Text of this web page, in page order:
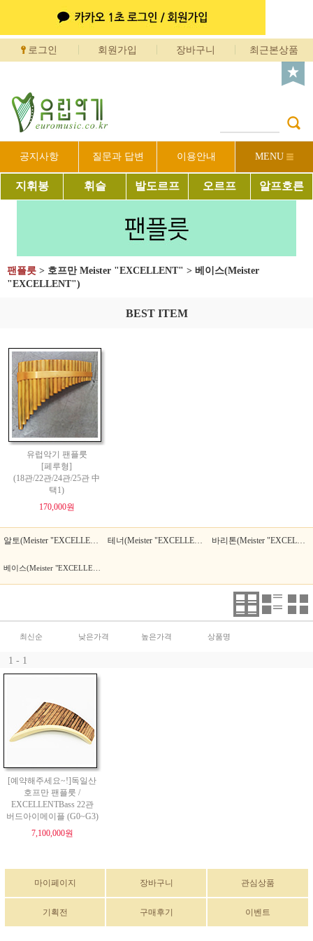
로그인 회원가입 장바구니 최근본상품
공지사항 질문과 답변 이용안내 MENU
지휘봉 휘슬 발도르프 오르프 알프호른
팬플릇 > 호프만 Meister "EXCELLENT" > 베이스(Meister
"EXCELLENT")
BEST ITEM
유럽악기 팬플룻
[페루형]
(18관/22관/24관/25관 中
택1)
170,000원
최신순 낮은가격 높은가격 상품명
1 - 1
[예약해주세요~!]독일산
호프만 팬플룻 /
EXCELLENTBass 22관
버드아이메이플 (G0~G3)
7,100,000원
마이페이지 장바구니 관심상품
기획전 구매후기 이벤트